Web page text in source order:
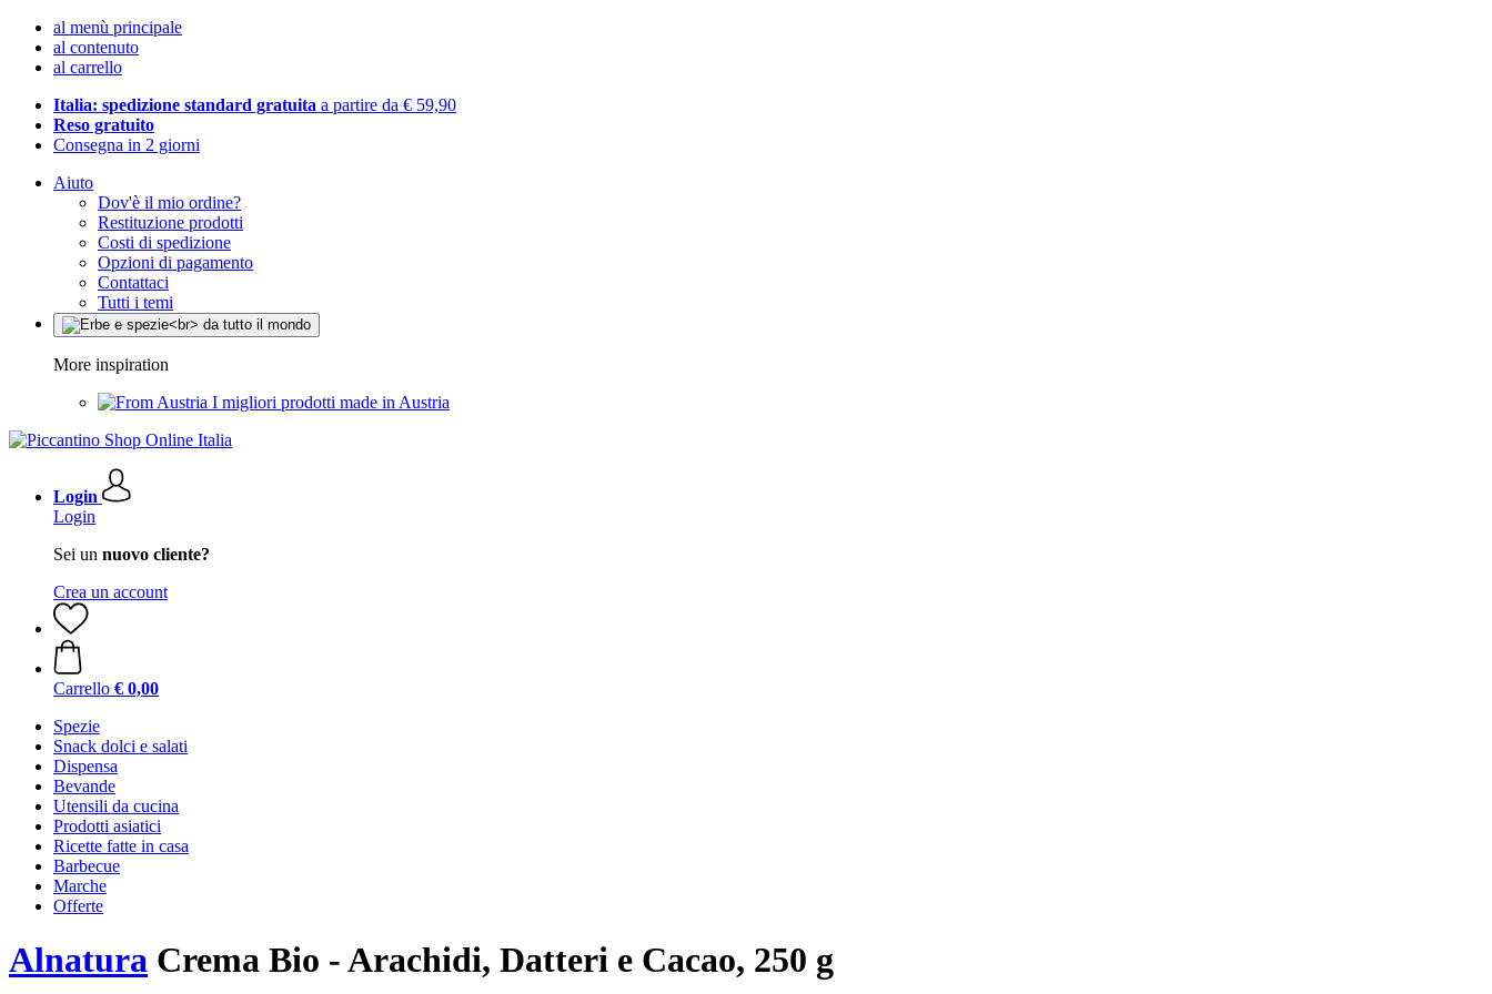
al menù principale
al contenuto
al carrello
Italia: spedizione standard gratuita a partire da € 59,90
Reso gratuito
Consegna in 2 giorni
Aiuto
Dov'è il mio ordine?
Restituzione prodotti
Costi di spedizione
Opzioni di pagamento
Contattaci
Tutti i temi
More inspiration
I migliori prodotti made in Austria
Login
Login
Sei un nuovo cliente?
Crea un account
Carrello € 0,00
Spezie
Snack dolci e salati
Dispensa
Bevande
Utensili da cucina
Prodotti asiatici
Ricette fatte in casa
Barbecue
Marche
Offerte
Alnatura Crema Bio - Arachidi, Datteri e Cacao, 250 g